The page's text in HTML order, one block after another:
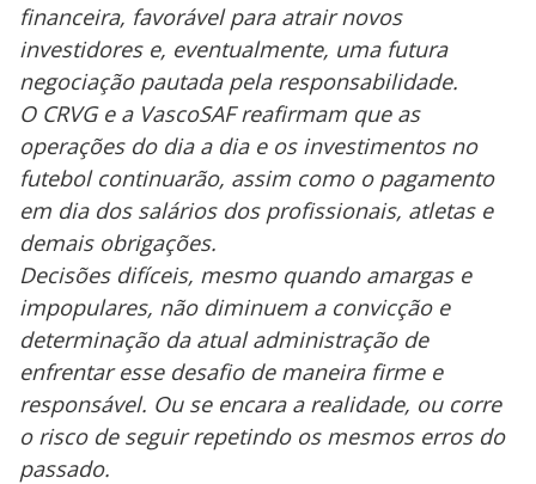
financeira, favorável para atrair novos
investidores e, eventualmente, uma futura
negociação pautada pela responsabilidade.
O CRVG e a VascoSAF reafirmam que as
operações do dia a dia e os investimentos no
futebol continuarão, assim como o pagamento
em dia dos salários dos profissionais, atletas e
demais obrigações.
Decisões difíceis, mesmo quando amargas e
impopulares, não diminuem a convicção e
determinação da atual administração de
enfrentar esse desafio de maneira firme e
responsável. Ou se encara a realidade, ou corre
o risco de seguir repetindo os mesmos erros do
passado.